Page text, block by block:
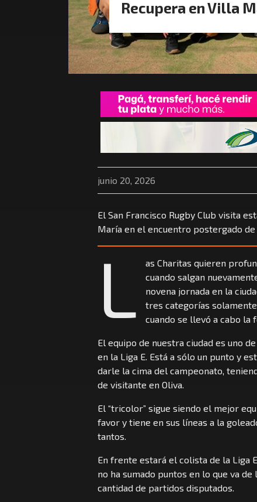
Recupera en Villa
junio 20, 2026
El San Francisco Rugby Club visita
María en el encuentro postergado de
L
as Charitas quieren
cuando salgan
novena jornada en la
tres categorías
cuando se llevó a cabo la
El equipo de nuestra ciudad es uno
en la Liga E. Está a sólo un punto y
darle la cima del campeonato,
de visitante en Oliva.
El “tricolor” sigue siendo el mejor
favor y tiene en sus líneas a la
tantos.
En frente estará el colista de la Liga
no ha sumado puntos en lo que va
cantidad de partidos disputados.